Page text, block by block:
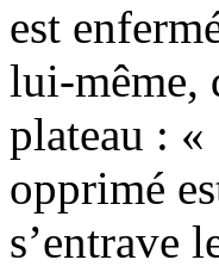
est
lui-même,
plateau : «
opprimé
s’entrave